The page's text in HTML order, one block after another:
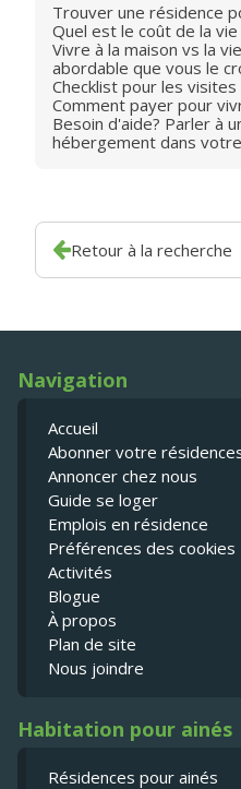
Trouver une résidence
Quel est le coût de la
Vivre à la maison vs la
abordable que vous le
Checklist pour les
Comment payer pour
Besoin d'aide? Parler à
hébergement dans
Retour à la recherche
Navigation
Accueil
Abonner votre
Annoncer chez nous
Guide se loger
Emplois en résidence
Préférences des cookies
Activités
Blogue
À propos
Plan de site
Nous joindre
Habitation pour ainés
Résidences pour ainés